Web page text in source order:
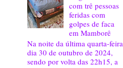
com trê pessoas
feridas com
golpes de faca
em Mamborê
Na noite da última quarta-feira
dia 30 de outubro de 2024,
sendo por volta das 22h15, a